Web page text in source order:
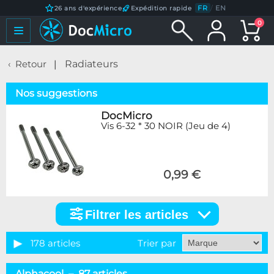
26 ans d'expérience Expédition rapide FR / EN
0
Retour Radiateurs
Nos suggestions
DocMicro
Vis 6-32 * 30 NOIR (Jeu de 4)
0,99 €
articles
Catégorie
Filtrer les articles
178 articles Trier par